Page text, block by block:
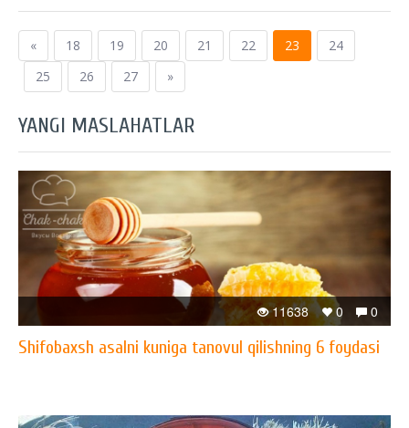
« 18 19 20 21 22 23
24
25
26 27 »
YANGI MASLAHATLAR
0
0
11638
Shifobaxsh asalni kuniga tanovul qilishning 6 foydasi